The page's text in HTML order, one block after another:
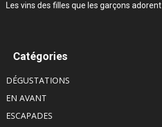
Les vins des filles que les garçons adorent
Catégories
DÉGUSTATIONS
EN AVANT
ESCAPADES